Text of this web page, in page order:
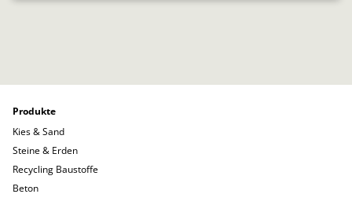
Produkte
Kies & Sand
Steine & Erden
Recycling Baustoffe
Beton